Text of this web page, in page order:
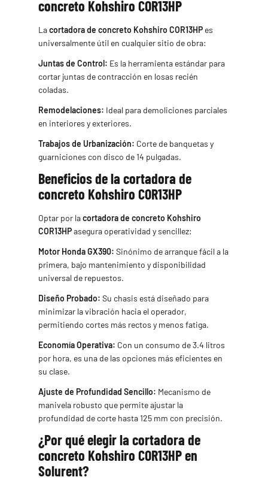
concreto Kohshiro COR13HP
Lacortadora de concreto Kohshiro COR13HP es
universalmente útil en cualquier sitio de obra:
Juntas de Control: Es la herramienta estándar para
cortar juntas de contracción en losas recién
coladas.
Remodelaciones: Ideal para demoliciones parciales
en interiores y exteriores.
Trabajos de Urbanización: Corte de banquetas y
guarniciones con disco de 14 pulgadas.
Beneficios de la cortadora de
concreto Kohshiro COR13HP
Optar por lacortadora de concreto Kohshiro
COR13HPasegura operatividad y sencillez:
Motor Honda GX390: Sinónimo de arranque fácil a la
primera, bajo mantenimiento y disponibilidad
universal de repuestos.
Diseño Probado: Su chasis está diseñado para
minimizar la vibración hacia el operador,
permitiendo cortes más rectos y menos fatiga.
Economía Operativa: Con un consumo de 3.4 litros
por hora, es una de las opciones más eficientes en
su clase.
Ajuste de Profundidad Sencillo: Mecanismo de
manivela robusto que permite ajustar la
profundidad de corte hasta 125 mm con precisión.
¿Por qué elegir la cortadora de
concreto Kohshiro COR13HP en
Solurent?